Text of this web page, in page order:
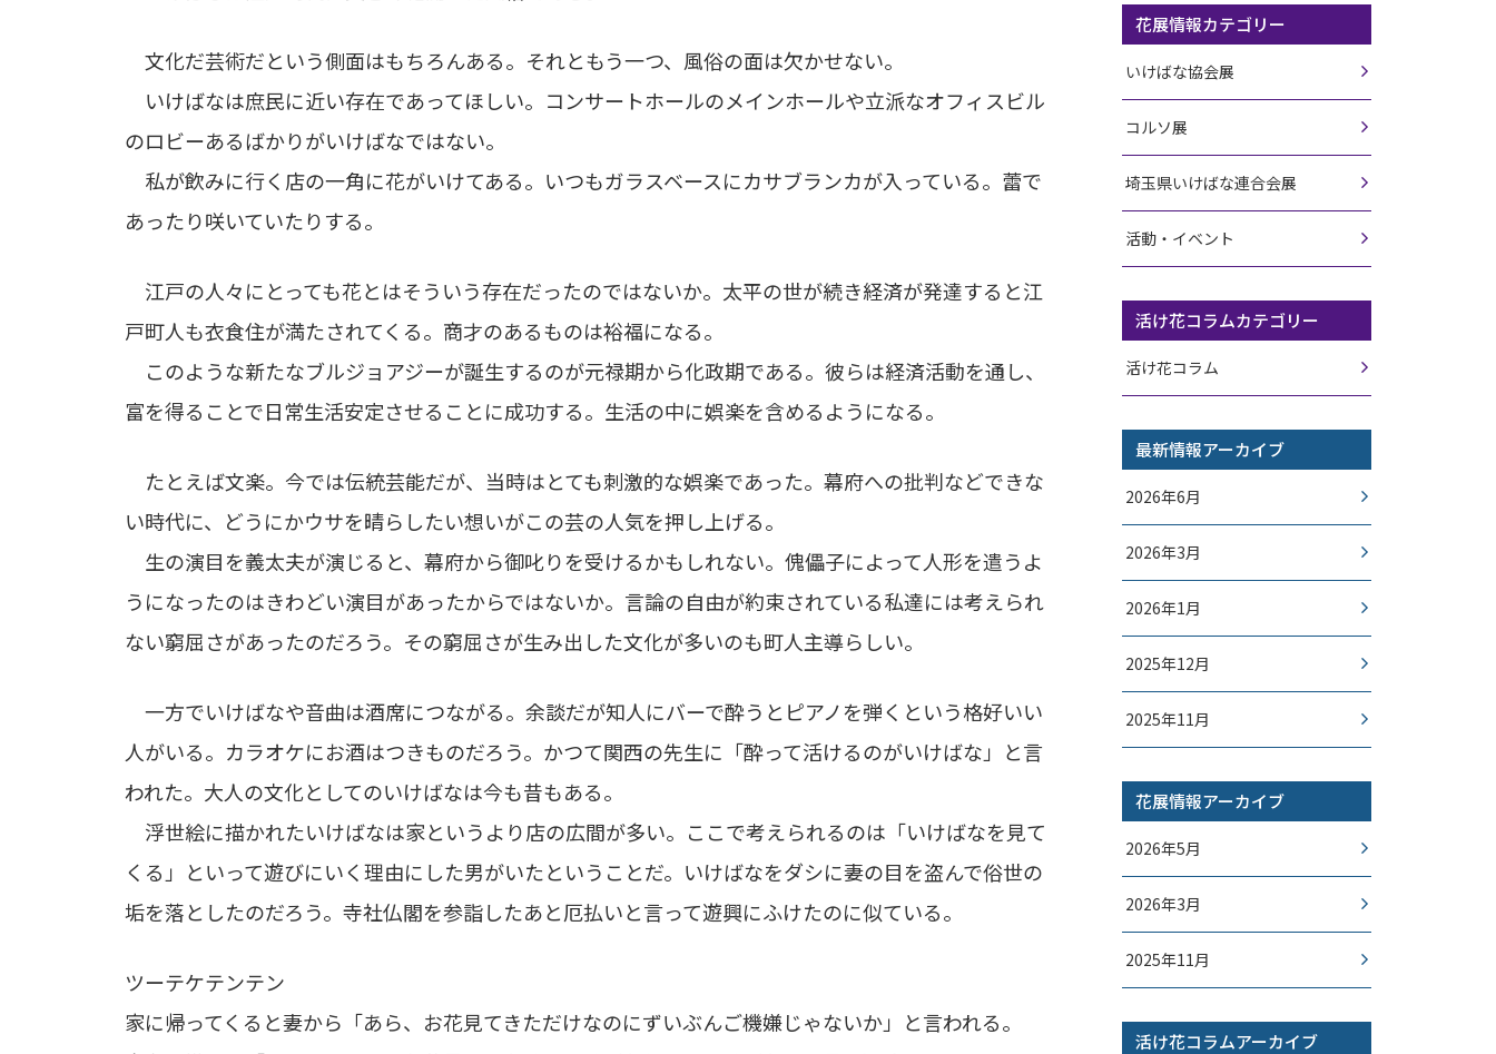
文化だ芸術だという側面はもちろんある。それともう一つ、風俗の面は欠かせない。
いけばなは庶民に近い存在であってほしい。コンサートホールのメインホールや立派なオフィスビル
のロビーあるばかりがいけばなではない。
私が飲みに行く店の一角に花がいけてある。いつもガラスベースにカサブランカが入っている。蕾で
あったり咲いていたりする。
江戸の人々にとっても花とはそういう存在だったのではないか。太平の世が続き経済が発達すると江
戸町人も衣食住が満たされてくる。商才のあるものは裕福になる。
このような新たなブルジョアジーが誕生するのが元禄期から化政期である。彼らは経済活動を通し、
富を得ることで日常生活安定させることに成功する。生活の中に娯楽を含めるようになる。
たとえば文楽。今では伝統芸能だが、当時はとても刺激的な娯楽であった。幕府への批判などできな
い時代に、どうにかウサを晴らしたい想いがこの芸の人気を押し上げる。
生の演目を義太夫が演じると、幕府から御叱りを受けるかもしれない。傀儡子によって人形を遣うよ
うになったのはきわどい演目があったからではないか。言論の自由が約束されている私達には考えられ
ない窮屈さがあったのだろう。その窮屈さが生み出した文化が多いのも町人主導らしい。
一方でいけばなや音曲は酒席につながる。余談だが知人にバーで酔うとピアノを弾くという格好いい
人がいる。カラオケにお酒はつきものだろう。かつて関西の先生に「酔って活けるのがいけばな」と言
われた。大人の文化としてのいけばなは今も昔もある。
浮世絵に描かれたいけばなは家というより店の広間が多い。ここで考えられるのは「いけばなを見て
くる」といって遊びにいく理由にした男がいたということだ。いけばなをダシに妻の目を盗んで俗世の
垢を落としたのだろう。寺社仏閣を参詣したあと厄払いと言って遊興にふけたのに似ている。
ツーテケテンテン
家に帰ってくると妻から「あら、お花見てきただけなのにずいぶんご機嫌じゃないか」と言われる。
花展情報カテゴリー
いけばな協会展
コルソ展
埼玉県いけばな連合会展
活動・イベント
活け花コラムカテゴリー
活け花コラム
最新情報アーカイブ
2026年6月
2026年3月
2026年1月
2025年12月
2025年11月
花展情報アーカイブ
2026年5月
2026年3月
2025年11月
活け花コラムアーカイブ